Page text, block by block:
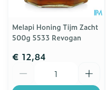
Melapi Honing Tijm Zacht
500g 5533 Revogan
€ 12,84